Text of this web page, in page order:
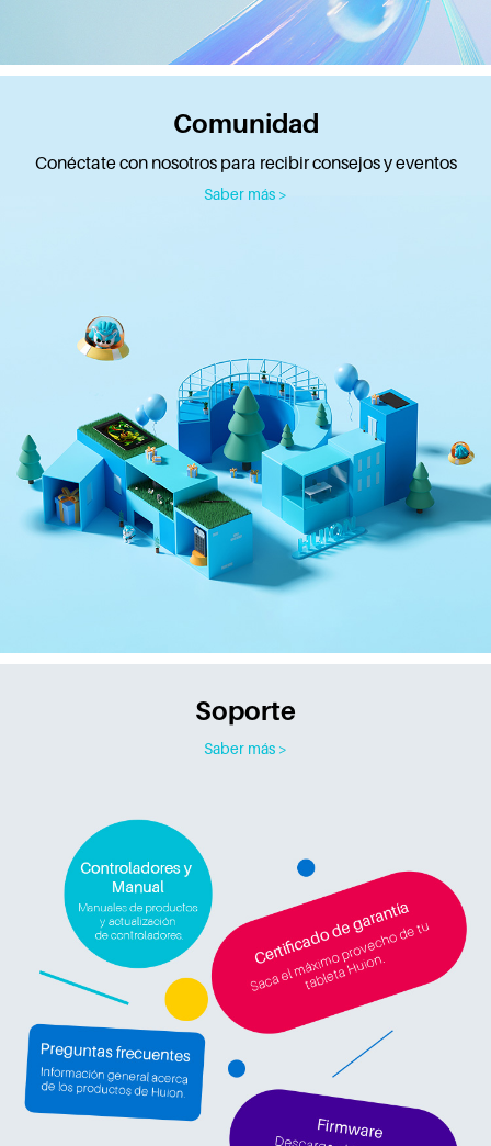
Comunidad
Conéctate con nosotros para recibir consejos y eventos
Saber más >
Soporte
Saber más >